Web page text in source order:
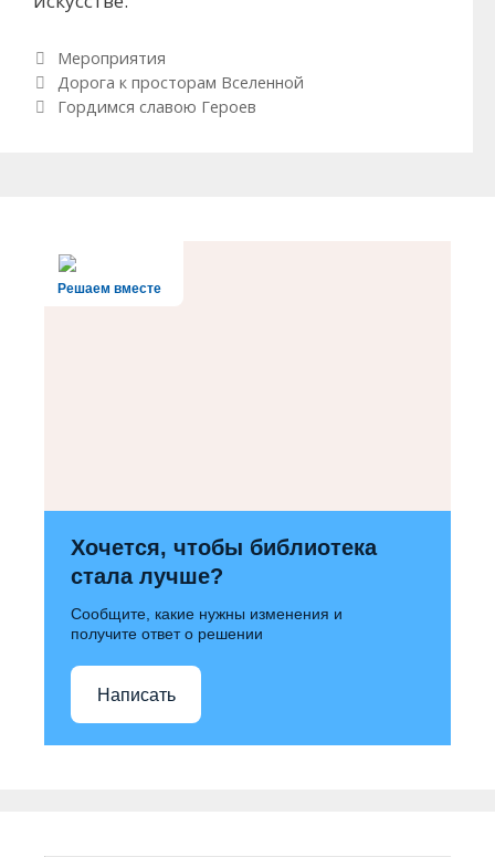
Рубрики
Мероприятия
Навигация по записям
Дорога к просторам Вселенной
Гордимся славою Героев
Решаем вместе
Хочется, чтобы библиотека
стала лучше?
Сообщите, какие нужны изменения и
получите ответ о решении
Написать